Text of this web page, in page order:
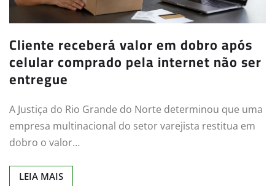
Cliente receberá valor em dobro após
celular comprado pela internet não ser
entregue
A Justiça do Rio Grande do Norte determinou que uma
empresa multinacional do setor varejista restitua em
dobro o valor…
LEIA MAIS